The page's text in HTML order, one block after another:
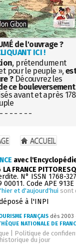
de l'ouvrage ?
ICI !
, prétendument
pour le peuple »,
?Découvrez les
ce bouleversement
avant et après
- - - - - -
avec
LA FRANCE
N° ISSN 1768-
Code APE 913E
et d'aujourd'hui sont
à l'INPI
FRANÇAIS dès
NATIONALE DE
Politique de
du jour